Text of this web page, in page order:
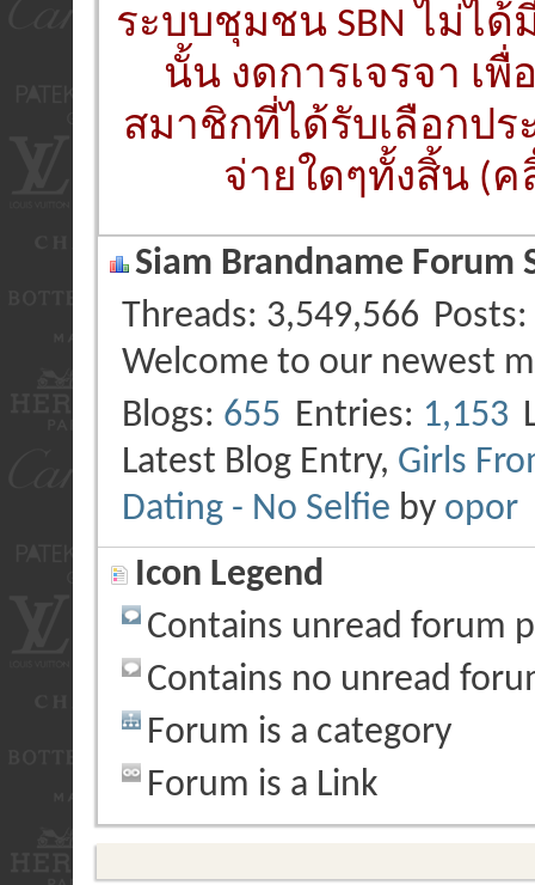
ระบบชุมชน SBN ไม่ไ
นั้น งดการเจรจา เ
สมาชิกที่ได้รับเลือกป
จ่ายใดๆทั้งสิ้น (
Siam Brandname Forum
Threads 3,549,566 Posts
Welcome to our newest
Blogs 655 Entries 1,153
Latest Blog Entry, Girls
Dating - No Selfie by opor
Icon Legend
Contains unread forum
Contains no unread
Forum is a category
Forum is a Link